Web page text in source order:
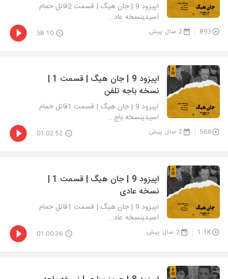
اپیزود 9 | جان هیگ | قسمت 2قاتل حمام
اسیدینسخه عاد...
893 2 سال پیش 58:10
اپیزود 9 | جان هیگ | قسمت 1 |
نسخه باجه تلفن
اپیزود 9 | جان هیگ | قسمت 1قاتل حمام
اسیدینسخه باج...
568 2 سال پیش 01:02:52
اپیزود 9 | جان هیگ | قسمت 1 |
نسخه عادی
اپیزود 9 | جان هیگ | قسمت 1قاتل حمام
اسیدینسخه عاد...
1.1K 2 سال پیش 01:00:36